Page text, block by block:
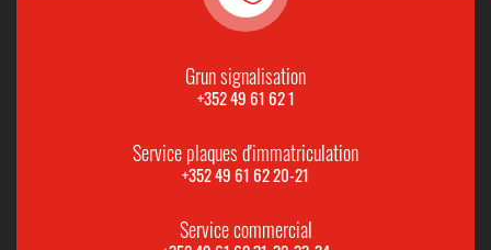
Grun signalisation
+352 49 61 62 1
Service plaques d'immatriculation
+352 49 61 62 20-21
Service commercial